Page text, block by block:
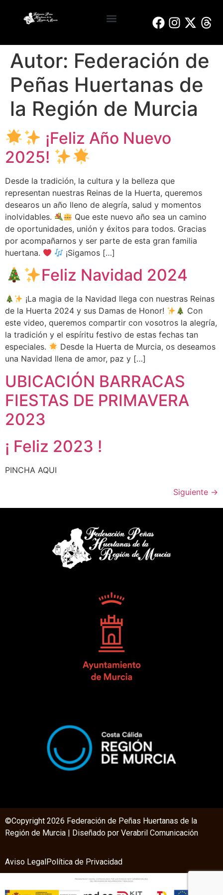
Autor: Federación de
Peñas Huertanas de
la Región de Murcia
¡Feliz Año Nuevo
2025!
Desde la tradición, la cultura y la belleza que
representan nuestras Reinas de la Huerta, queremos
desearos un año lleno de alegría, salud y momentos
inolvidables.
Que este nuevo año sea un camino
de oportunidades, unión y éxitos para todos. Gracias
por acompañarnos y ser parte de esta gran familia
huertana.
¡Sigamos […]
Feliz Navidad 2024
¡La magia de la Navidad llega con nuestras Reinas
de la Huerta 2024 y sus Damas de Honor!
Con
este video, queremos compartir con vosotros la alegría,
la tradición y el espíritu festivo de estas fechas tan
especiales.
Desde la Huerta de Murcia, os deseamos
una Navidad llena de amor, paz y […]
UBICACIÓN BARRACAS
FIESTAS DE PRIMAVERA
2023
¡ Feliz 2023 !
PINCHA AQUI
Siguiente →
©Copyright 2026 Federación de Peñas Huertanas de la
Región de Murcia | Diseñado por Verabril Comunicación
Aviso Legal Política de Privacidad